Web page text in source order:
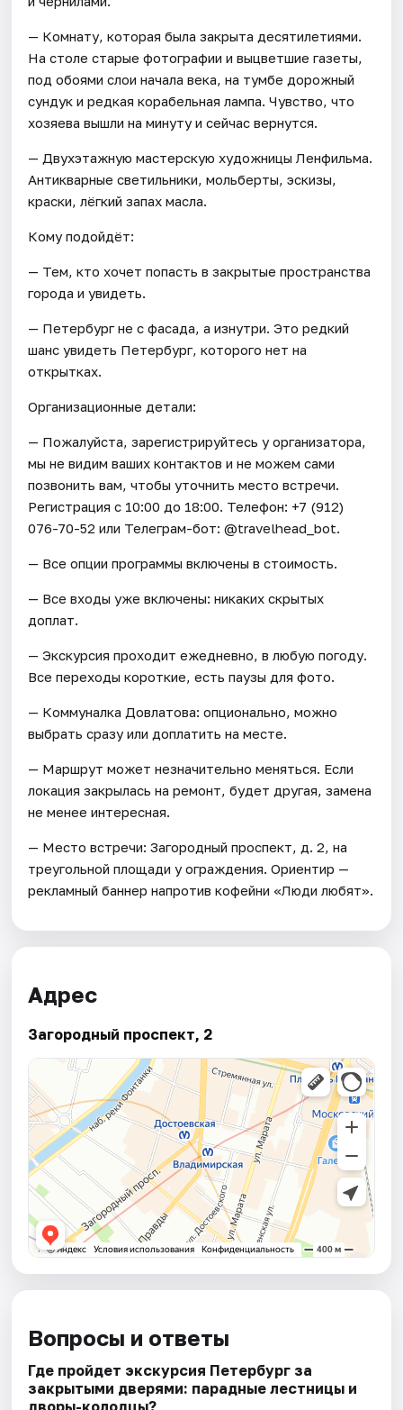
— Комнату, которая была закрыта десятилетиями.
На столе старые фотографии и выцветшие газеты,
под обоями слои начала века, на тумбе дорожный
сундук и редкая корабельная лампа. Чувство, что
хозяева вышли на минуту и сейчас вернутся.
— Двухэтажную мастерскую художницы Ленфильма.
Антикварные светильники, мольберты, эскизы,
краски, лёгкий запах масла.
Кому подойдёт:
— Тем, кто хочет попасть в закрытые пространства
города и увидеть.
— Петербург не с фасада, а изнутри. Это редкий
шанс увидеть Петербург, которого нет на
открытках.
Организационные детали:
— Пожалуйста, зарегистрируйтесь у организатора,
мы не видим ваших контактов и не можем сами
позвонить вам, чтобы уточнить место встречи.
Регистрация c 10:00 до 18:00. Телефон: +7 (912)
076-70-52 или Телеграм-бот: @travelhead_bot.
— Все опции программы включены в стоимость.
— Все входы уже включены: никаких скрытых
доплат.
— Экскурсия проходит ежедневно, в любую погоду.
Все переходы короткие, есть паузы для фото.
— Коммуналка Довлатова: опционально, можно
выбрать сразу или доплатить на месте.
— Маршрут может незначительно меняться. Если
локация закрылась на ремонт, будет другая, замена
не менее интересная.
— Место встречи: Загородный проспект, д. 2, на
треугольной площади у ограждения. Ориентир —
рекламный баннер напротив кофейни «Люди любят».
Адрес
Загородный проспект, 2
Вопросы и ответы
Где пройдет экскурсия Петербург за
закрытыми дверями: парадные лестницы и